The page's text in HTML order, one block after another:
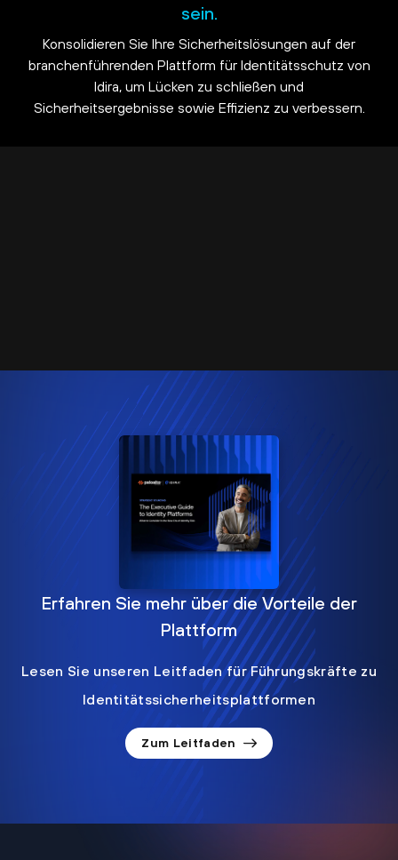
sein.
Konsolidieren Sie Ihre Sicherheitslösungen auf der
branchenführenden Plattform für Identitätsschutz von
Idira, um Lücken zu schließen und
Sicherheitsergebnisse sowie Effizienz zu verbessern.
Erfahren Sie mehr über die Vorteile der
Plattform
Lesen Sie unseren Leitfaden für Führungskräfte zu
Identitätssicherheitsplattformen
Zum Leitfaden